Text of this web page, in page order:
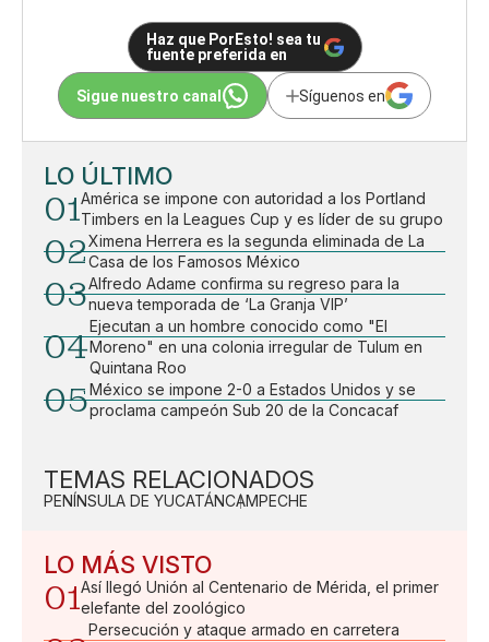
Haz que PorEsto! sea tu
fuente preferida en
Sigue nuestro canal Síguenos en
LO ÚLTIMO
01América se impone con autoridad a los Portland
Timbers en la Leagues Cup y es líder de su grupo
02Ximena Herrera es la segunda eliminada de La
Casa de los Famosos México
03Alfredo Adame confirma su regreso para la
nueva temporada de ‘La Granja VIP’
04
Ejecutan a un hombre conocido como "El
Moreno" en una colonia irregular de Tulum en
Quintana Roo
05México se impone 2-0 a Estados Unidos y se
proclama campeón Sub 20 de la Concacaf
TEMAS RELACIONADOS
PENÍNSULA DE YUCATÁNCAMPECHE
LO MÁS VISTO
01Así llegó Unión al Centenario de Mérida, el primer
elefante del zoológico
Persecución y ataque armado en carretera